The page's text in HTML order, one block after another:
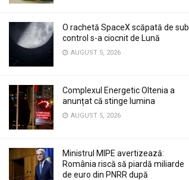
O rachetă SpaceX scăpată de sub
control s-a ciocnit de Lună
AUGUST 5, 2026
Complexul Energetic Oltenia a
anunțat că stinge lumina
AUGUST 5, 2026
Ministrul MIPE avertizează:
România riscă să piardă miliarde
de euro din PNRR după